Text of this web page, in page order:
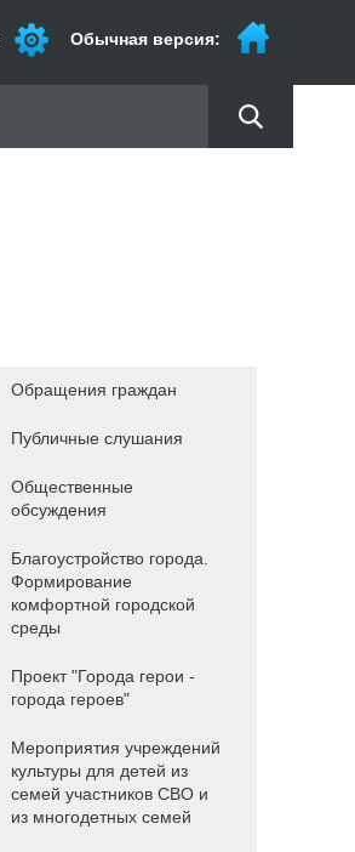
Обычная версия:
Обращения граждан
Публичные слушания
Общественные
обсуждения
Благоустройство города.
Формирование
комфортной городской
среды
Проект "Города герои -
города героев"
Мероприятия учреждений
культуры для детей из
семей участников СВО и
из многодетных семей